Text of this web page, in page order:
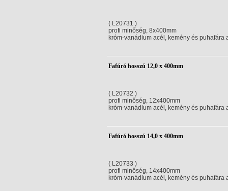
( L20731 )
profi minőség, 8x400mm
króm-vanádium acél, kemény és puhafára
Fafúró hosszú 12,0 x 400mm
( L20732 )
profi minőség, 12x400mm
króm-vanádium acél, kemény és puhafára
Fafúró hosszú 14,0 x 400mm
( L20733 )
profi minőség, 14x400mm
króm-vanádium acél, kemény és puhafára